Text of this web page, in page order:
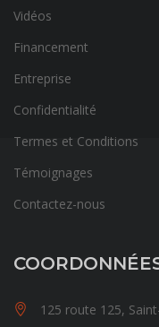
Vidéos
Financement
Entreprise
Confidentialité
Termes et Conditions
Témoignages
Contactez-nous
125 route 125,